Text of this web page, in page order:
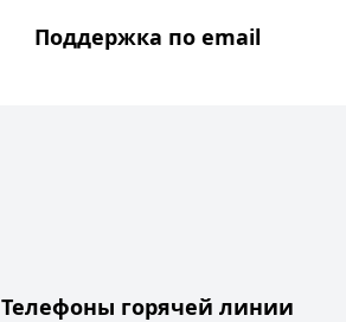
Поддержка по email
Телефоны горячей линии